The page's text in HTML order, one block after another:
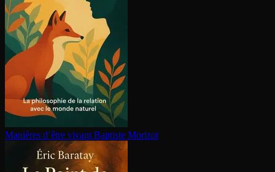
Manières d’être vivant Baptiste Morizot